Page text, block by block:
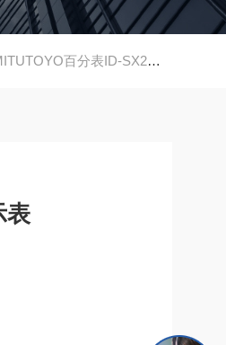
百分表ID-SX2数显指示表
表